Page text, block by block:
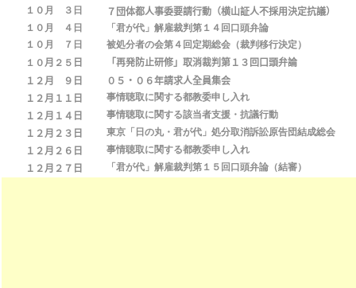
１０月 ３日
７団体都人事委要請行動（横山証人不採用決定抗議）
１０月 ４日
「君が代」解雇裁判第１４回口頭弁論
１０月 ７日
被処分者の会第４回定期総会（裁判移行決定）
１０月 ２５ 日
「再発防止研修」取消裁判第１３回口頭弁論
１２月
９日
０５・０６年請求人全員集会
１２月１１日
事情聴取に関する都教委申し入れ
１２月１４日
事情聴取に関する該当者支援・抗議行動
１２月２３日
東京「日の丸・君が代」処分取消訴訟原告団結成総会
１２月２６日
事情聴取に関する都教委申し入れ
１２月２７日
「君が代」解雇裁判第１５回口頭弁論（結審）